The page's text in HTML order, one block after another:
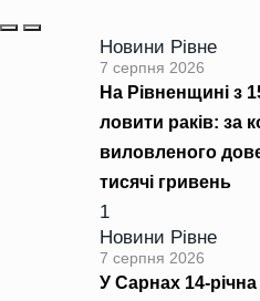
Новини Рівне
7 серпня 2026
На Рівненщині з
ловити раків: за
виловленого
тисячі гривень
1
Новини Рівне
7 серпня 2026
У Сарнах 14-